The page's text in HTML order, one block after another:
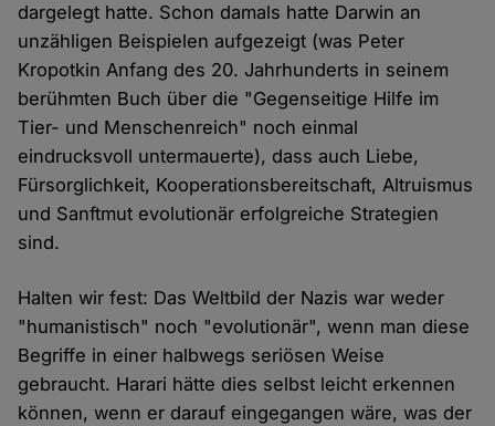
dargelegt hatte. Schon damals hatte Darwin an
unzähligen Beispielen aufgezeigt (was Peter
Kropotkin Anfang des 20. Jahrhunderts in seinem
berühmten Buch über die "Gegenseitige Hilfe im
Tier- und Menschenreich" noch einmal
eindrucksvoll untermauerte), dass auch Liebe,
Fürsorglichkeit, Kooperationsbereitschaft, Altruismus
und Sanftmut evolutionär erfolgreiche Strategien
sind.
Halten wir fest: Das Weltbild der Nazis war weder
"humanistisch" noch "evolutionär", wenn man diese
Begriffe in einer halbwegs seriösen Weise
gebraucht. Harari hätte dies selbst leicht erkennen
können, wenn er darauf eingegangen wäre, was der